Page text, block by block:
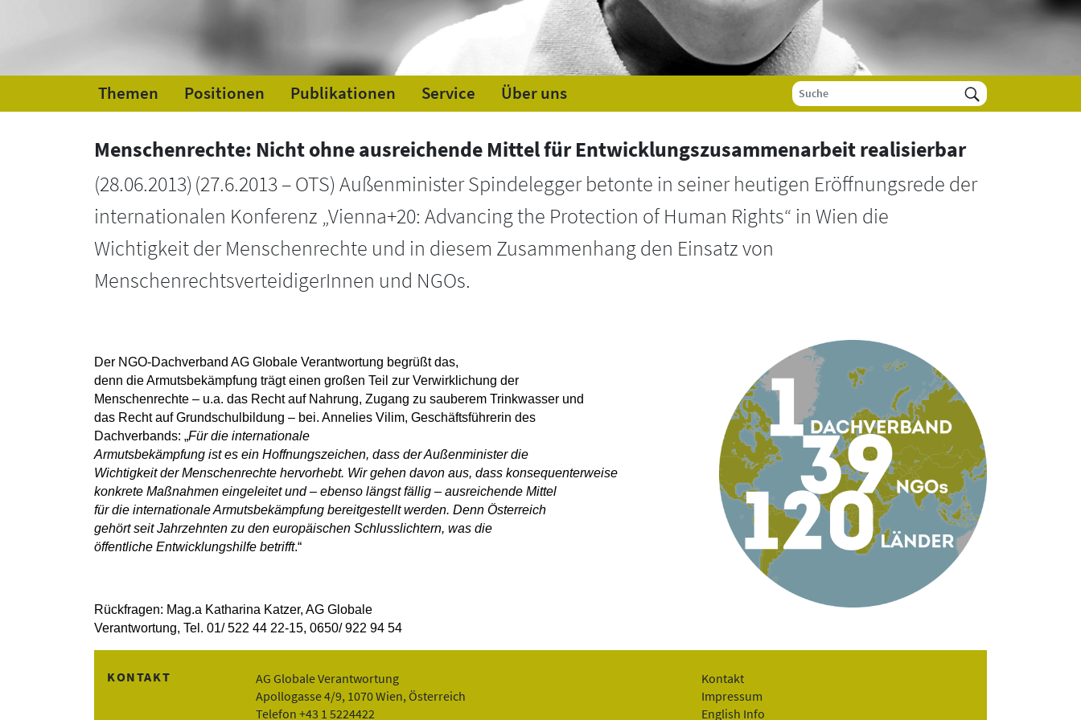
Themen Positionen Publikationen Service Über uns
Menschenrechte: Nicht ohne ausreichende Mittel für Entwicklungszusammenarbeit realisierbar
(28.06.2013) (27.6.2013 – OTS) Außenminister Spindelegger betonte in seiner heutigen Eröffnungsrede der
internationalen Konferenz „Vienna+20: Advancing the Protection of Human Rights“ in Wien die
Wichtigkeit der Menschenrechte und in diesem Zusammenhang den Einsatz von
MenschenrechtsverteidigerInnen und NGOs.
Der NGO-Dachverband AG Globale Verantwortung begrüßt das,
denn die Armutsbekämpfung trägt einen großen Teil zur Verwirklichung der
Menschenrechte – u.a. das Recht auf Nahrung, Zugang zu sauberem Trinkwasser und
das Recht auf Grundschulbildung – bei. Annelies Vilim, Geschäftsführerin des
Dachverbands: „Für die internationale
Armutsbekämpfung ist es ein Hoffnungszeichen, dass der Außenminister die
Wichtigkeit der Menschenrechte hervorhebt. Wir gehen davon aus, dass konsequenterweise
konkrete Maßnahmen eingeleitet und – ebenso längst fällig – ausreichende Mittel
für die internationale Armutsbekämpfung bereitgestellt werden. Denn Österreich
gehört seit Jahrzehnten zu den europäischen Schlusslichtern, was die
öffentliche Entwicklungshilfe betrifft.“
Rückfragen: Mag.a Katharina Katzer, AG Globale
Verantwortung, Tel. 01/ 522 44 22-15, 0650/ 922 94 54
KONTAKT
AG Globale Verantwortung
Apollogasse 4/9, 1070 Wien, Österreich
Telefon +43 1 5224422
Kontakt
Impressum
English Info